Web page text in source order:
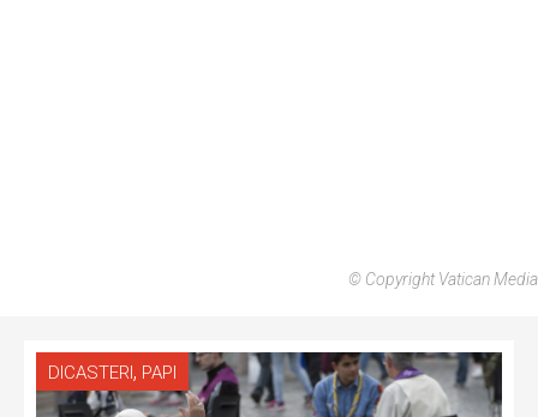
© Copyright Vatican Media
DICASTERI, PAPI